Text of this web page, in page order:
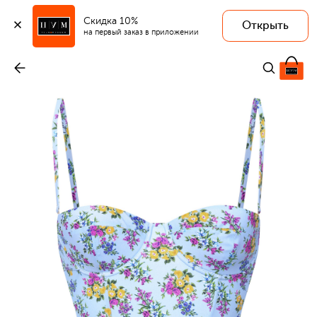
Скидка 10%
на первый заказ в приложении
Открыть
104 000 ₽